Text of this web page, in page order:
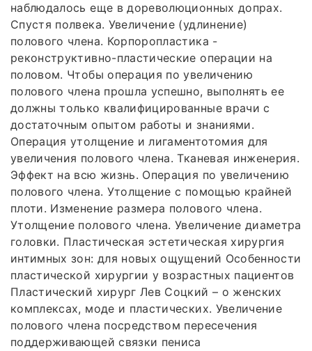
наблюдалось еще в дореволюционных допрах.
Спустя полвека. Увеличение (удлинение)
полового члена. Корпоропластика -
реконструктивно-пластические операции на
половом. Чтобы операция по увеличению
полового члена прошла успешно, выполнять ее
должны только квалифицированные врачи с
достаточным опытом работы и знаниями.
Операция утолщение и лигаментотомия для
увеличения полового члена. Тканевая инженерия.
Эффект на всю жизнь. Операция по увеличению
полового члена. Утолщение с помощью крайней
плоти. Изменение размера полового члена.
Утолщение полового члена. Увеличение диаметра
головки. Пластическая эстетическая хирургия
интимных зон: для новых ощущений Особенности
пластической хирургии у возрастных пациентов
Пластический хирург Лев Соцкий – о женских
комплексах, моде и пластических. Увеличение
полового члена посредством пересечения
поддерживающей связки пениса